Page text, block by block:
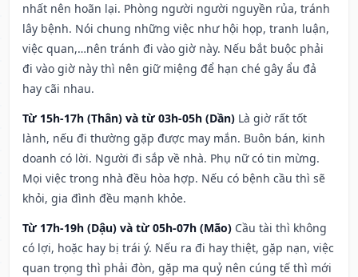
nhất nên hoãn lại. Phòng người người nguyền rủa, tránh
lây bệnh. Nói chung những việc như hội họp, tranh luận,
việc quan,…nên tránh đi vào giờ này. Nếu bắt buộc phải
đi vào giờ này thì nên giữ miệng để hạn ché gây ẩu đả
hay cãi nhau.
Từ 15h-17h (Thân) và từ 03h-05h (Dần) Là giờ rất tốt
lành, nếu đi thường gặp được may mắn. Buôn bán, kinh
doanh có lời. Người đi sắp về nhà. Phụ nữ có tin mừng.
Mọi việc trong nhà đều hòa hợp. Nếu có bệnh cầu thì sẽ
khỏi, gia đình đều mạnh khỏe.
Từ 17h-19h (Dậu) và từ 05h-07h (Mão) Cầu tài thì không
có lợi, hoặc hay bị trái ý. Nếu ra đi hay thiệt, gặp nạn, việc
quan trọng thì phải đòn, gặp ma quỷ nên cúng tế thì mới